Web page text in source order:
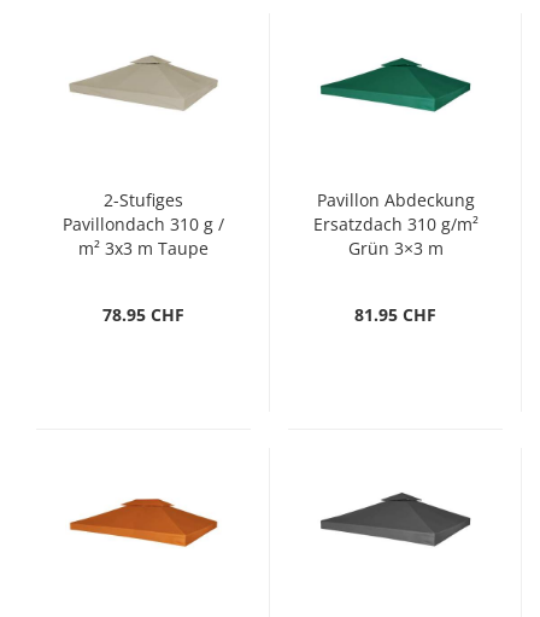
2-Stufiges
Pavillondach 310 g /
m² 3x3 m Taupe
78.95 CHF
Pavillon Abdeckung
Ersatzdach 310 g/m²
Grün 3×3 m
81.95 CHF